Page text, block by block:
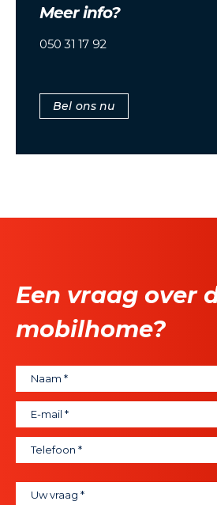
Meer info?
050 31 17 92
Bel ons nu
Een vraag over
mobilhome?